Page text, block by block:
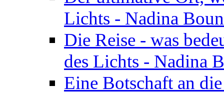
Lichts - Nadina Boun
Die Reise - was
des Lichts - Nadina
Eine Botschaft an